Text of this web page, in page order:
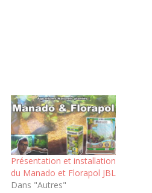
Présentation et installation
du Manado et Florapol JBL
Dans "Autres"